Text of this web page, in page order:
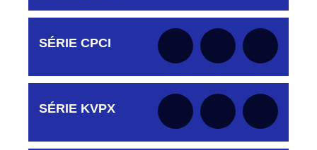
Aucune pièce disponible pour cette série pour
le moment
SÉRIE CPCI
Aucune pièce disponible pour cette série pour
le moment
SÉRIE KVPX